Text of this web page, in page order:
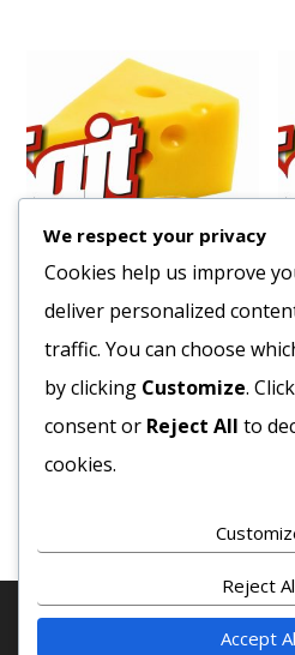
Sajtkrém 25% ARLA 1,5 kg
vödrös
5096Ft
Bruttó egység ár:ft/db.
© 2020 COPYRIGHT - MINDEN
We respect your privacy
Cookies help us improve
deliver personalized
traffic. You can choose
by clicking Customize. Click
consent or Reject All to
cookies.
Reject
Accept